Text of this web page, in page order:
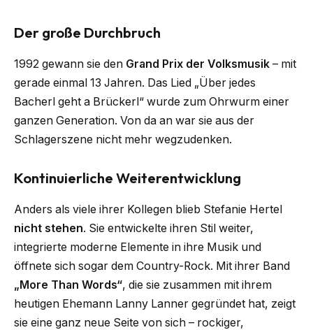
Der große Durchbruch
1992 gewann sie den Grand Prix der Volksmusik – mit
gerade einmal 13 Jahren. Das Lied „Über jedes
Bacherl geht a Brückerl“ wurde zum Ohrwurm einer
ganzen Generation. Von da an war sie aus der
Schlagerszene nicht mehr wegzudenken.
Kontinuierliche Weiterentwicklung
Anders als viele ihrer Kollegen blieb Stefanie Hertel
nicht stehen. Sie entwickelte ihren Stil weiter,
integrierte moderne Elemente in ihre Musik und
öffnete sich sogar dem Country-Rock. Mit ihrer Band
„More Than Words“, die sie zusammen mit ihrem
heutigen Ehemann Lanny Lanner gegründet hat, zeigt
sie eine ganz neue Seite von sich – rockiger,